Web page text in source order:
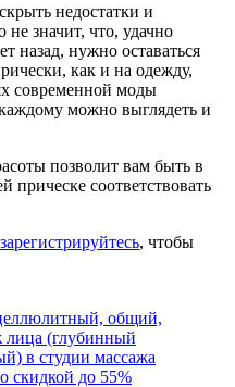
недостатки и
не значит, что, удачно
назад, нужно оставаться
как и на одежду,
современной моды
можно выглядеть и
позволит вам быть в
соответствовать
зарегистрируйтесь, чтобы
общий,
(глубинный
в студии массажа
скидкой до 55%